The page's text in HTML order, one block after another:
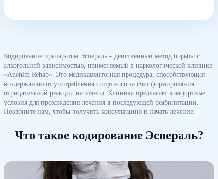
Кодирование препаратом Эспераль – действенный метод борьбы с
алкогольной зависимостью, применяемый в наркологической клинике
«Anonim Rehab». Это медикаментозная процедура, способствующая
воздержанию от употребления спиртного за счет формирования
отрицательной реакции на этанол. Клиника предлагает комфортные
условия для прохождения лечения и последующей реабилитации.
Позвоните нам, чтобы получить консультацию и начать лечение.
Что такое кодирование Эспераль?